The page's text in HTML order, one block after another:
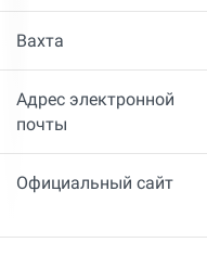
Вахта
Адрес электронной
почты
Официальный сайт